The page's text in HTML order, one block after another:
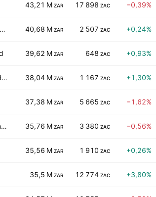
43,21 M ZAR 17 898 ZAC −0,39%
Fortress Real Estate Investments Limited Class B 40,68 M ZAR 2 507 ZAC +0,24%
39,62 M ZAR 648 ZAC +0,93%
Life Healthcare Group Holdings Limited 38,04 M ZAR 1 167 ZAC +1,30%
37,38 M ZAR 5 665 ZAC −1,62%
PSG Financial Services Limited 35,76 M ZAR 3 380 ZAC −0,56%
35,56 M ZAR 1 910 ZAC +0,26%
35,5 M ZAR 12 774 ZAC +3,80%